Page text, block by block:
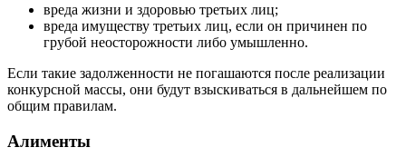
вреда жизни и здоровью третьих лиц;
вреда имуществу третьих лиц, если он причинен по
грубой неосторожности либо умышленно.
Если такие задолженности не погашаются после реализации
конкурсной массы, они будут взыскиваться в дальнейшем по
общим правилам.
Алименты